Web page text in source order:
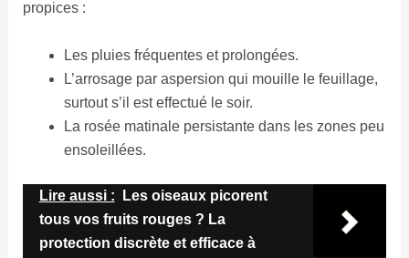
propices :
Les pluies fréquentes et prolongées.
L’arrosage par aspersion qui mouille le feuillage,
surtout s’il est effectué le soir.
La rosée matinale persistante dans les zones peu
ensoleillées.
Lire aussi :
Les oiseaux picorent
tous vos fruits rouges ? La
protection discrète et efficace à